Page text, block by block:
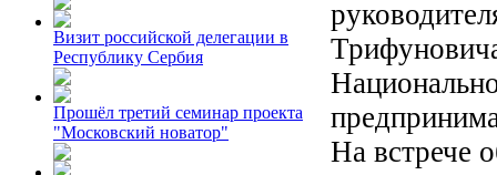
Визит российской делегации в
Республику Сербия
Прошёл третий семинар проекта
"Московский новатор"
На встрече